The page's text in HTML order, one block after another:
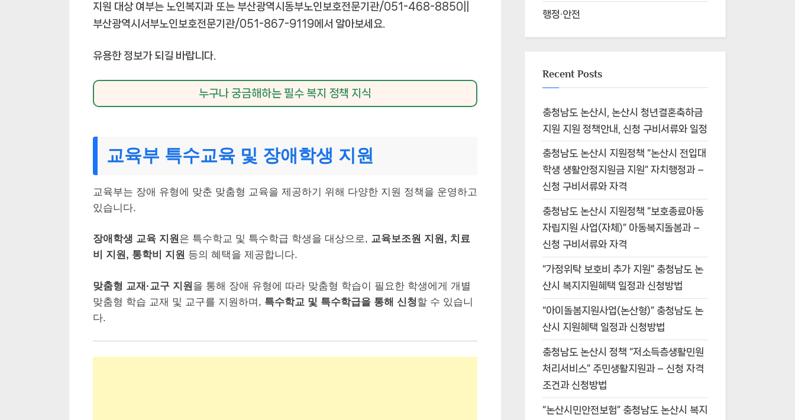
지원 대상 여부는 노인복지과 또는 부산광역시동부노인보호전문기관/051-468-8850||
부산광역시서부노인보호전문기관/051-867-9119에서 알아보세요.
유용한 정보가 되길 바랍니다.
누구나 궁금해하는 필수 복지 정책 지식
교육부 특수교육 및 장애학생 지원
교육부는 장애 유형에 맞춘 맞춤형 교육을 제공하기 위해 다양한 지원 정책을 운영하고
있습니다.
장애학생 교육 지원은 특수학교 및 특수학급 학생을 대상으로, 교육보조원 지원, 치료
비 지원, 통학비 지원 등의 혜택을 제공합니다.
맞춤형 교재·교구 지원을 통해 장애 유형에 따라 맞춤형 학습이 필요한 학생에게 개별
맞춤형 학습 교재 및 교구를 지원하며, 특수학교 및 특수학급을 통해 신청할 수 있습니
다.
행정·안전
Recent Posts
충청남도 논산시, 논산시 청년결혼축하금
지원 지원 정책안내, 신청 구비서류와 일정
충청남도 논산시 지원정책 “논산시 전입대
학생 생활안정지원금 지원” 자치행정과 –
신청 구비서류와 자격
충청남도 논산시 지원정책 “보호종료아동
자립지원 사업(자체)” 아동복지돌봄과 –
신청 구비서류와 자격
“가정위탁 보호비 추가 지원” 충청남도 논
산시 복지지원혜택 일정과 신청방법
“아이돌봄지원사업(논산형)” 충청남도 논
산시 지원혜택 일정과 신청방법
충청남도 논산시 정책 “저소득층생활민원
처리서비스” 주민생활지원과 – 신청 자격
조건과 신청방법
“논산시민안전보험” 충청남도 논산시 복지